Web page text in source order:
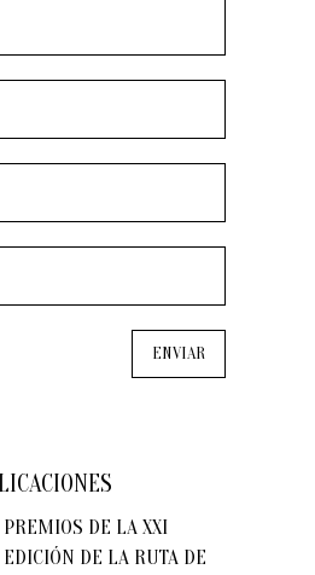
PREMIOS DE LA XXI
EDICIÓN DE LA RUTA DE